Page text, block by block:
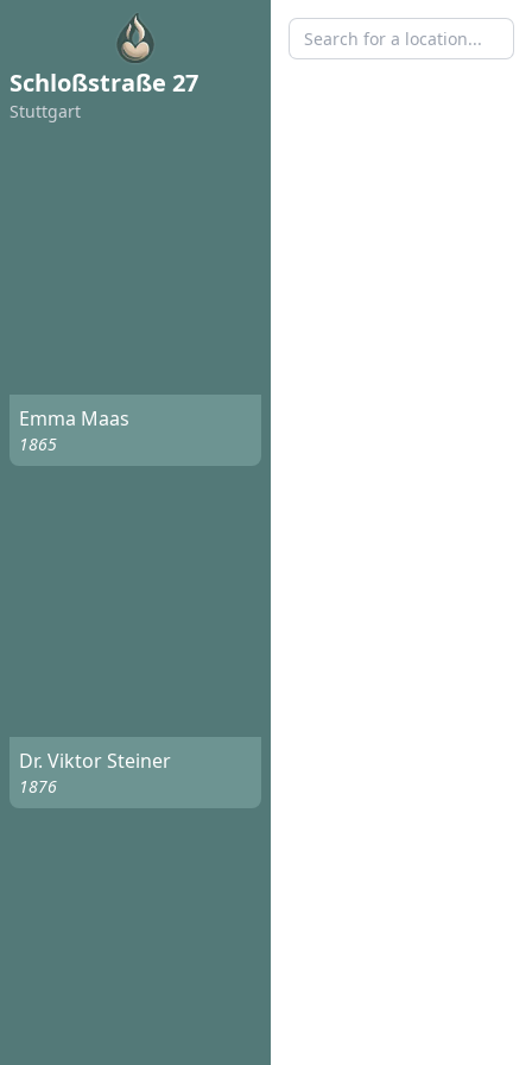
Schloßstraße 27
Stuttgart
Emma Maas
1865
Dr. Viktor Steiner
1876